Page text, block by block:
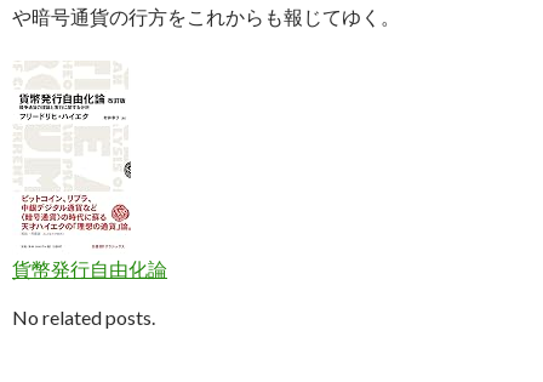
や暗号通貨の行方をこれからも報じてゆく。
貨幣発行自由化論
No related posts.